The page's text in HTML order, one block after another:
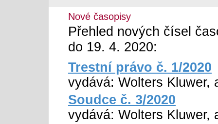
Nové časopisy
Přehled nových čísel
do 19. 4. 2020:
Trestní právo č. 1/2020
vydává: Wolters Kluwer,
Soudce č. 3/2020
vydává: Wolters Kluwer,